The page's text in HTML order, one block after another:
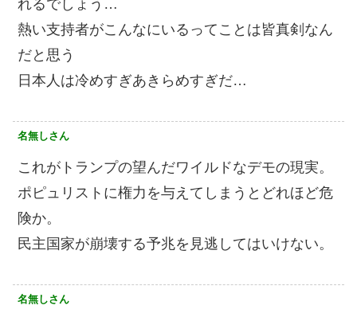
れるでしょう…
熱い支持者がこんなにいるってことは皆真剣なん
だと思う
日本人は冷めすぎあきらめすぎだ…
名無しさん
これがトランプの望んだワイルドなデモの現実。
ポピュリストに権力を与えてしまうとどれほど危
険か。
民主国家が崩壊する予兆を見逃してはいけない。
名無しさん